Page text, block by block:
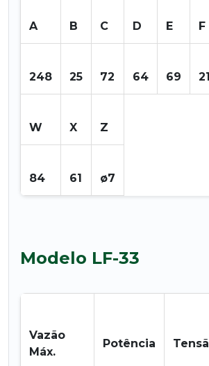
A B C D E F
248 25 72 64 69 21
W X Z
84 61 ø7
Modelo LF-33
Vazão
Máx.
Potência